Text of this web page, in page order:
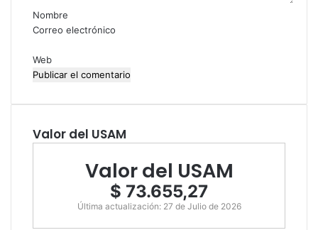
i
o
Nombre
Correo electrónico
Web
Valor del USAM
Valor del USAM
$ 73.655,27
Última actualización: 27 de Julio de 2026